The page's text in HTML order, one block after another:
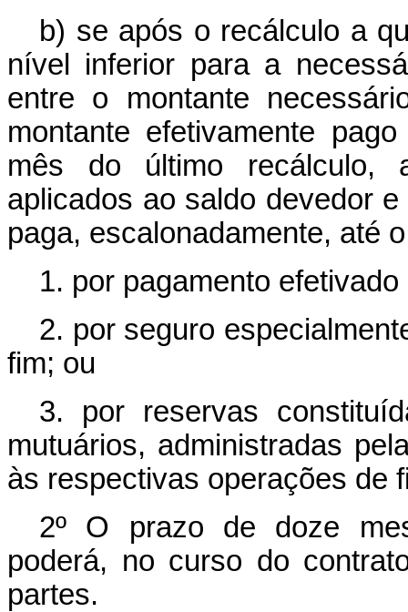
b) se após o recálculo a
nível inferior para a
entre o montante
montante efetivamente
mês do último recálculo,
aplicados ao saldo devedor
paga, escalonadamente, até
1. por pagamento
2. por seguro
fim; ou
3. por reservas
mutuários, administradas
às respectivas operações de
2º O prazo de doze
poderá, no curso do
partes.